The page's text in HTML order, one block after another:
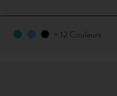
+ 12 Couleurs